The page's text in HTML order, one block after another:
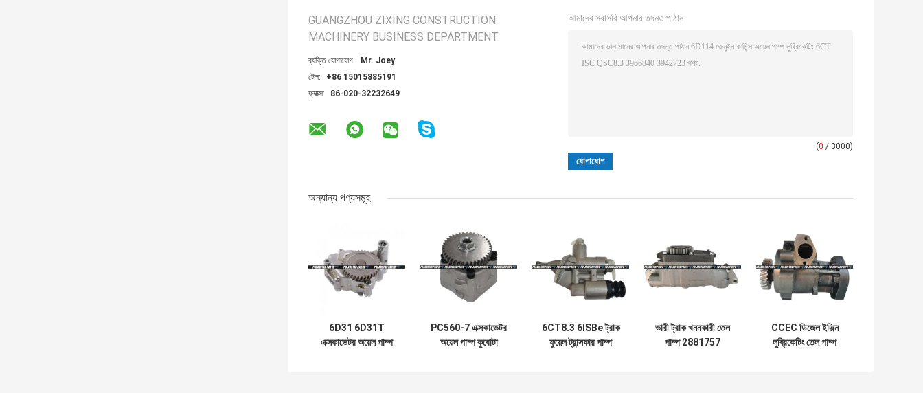
GUANGZHOU ZIXING CONSTRUCTION
MACHINERY BUSINESS DEPARTMENT
ব্যক্তি যোগাযোগ:
Mr. Joey
টেল:
+86 15015885191
ফ্যাক্স:
86-020-32232649
আমাদের সরাসরি আপনার তদন্ত পাঠান
(0 / 3000)
অন্যান্য পণ্যসমূহ
6D31 6D31T
এক্সকাভেটর অয়েল পাম্প
PC560-7 এক্সকাভেটর
অয়েল পাম্প কুবোটা
6CT8.3 6ISBe ট্রাক
ফুয়েল ট্রান্সফার পাম্প
ভারী ট্রাক খননকারী তেল
পাম্প 2881757
CCEC ডিজেল ইঞ্জিন
লুব্রিকেটিং তেল পাম্প